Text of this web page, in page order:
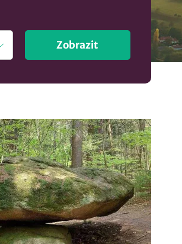
Zobrazit